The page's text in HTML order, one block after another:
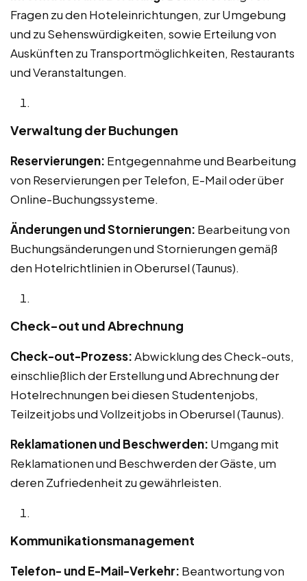
Fragen zu den Hoteleinrichtungen, zur Umgebung
und zu Sehenswürdigkeiten, sowie Erteilung von
Auskünften zu Transportmöglichkeiten, Restaurants
und Veranstaltungen.
Verwaltung der Buchungen
Reservierungen: Entgegennahme und Bearbeitung
von Reservierungen per Telefon, E-Mail oder über
Online-Buchungssysteme.
Änderungen und Stornierungen: Bearbeitung von
Buchungsänderungen und Stornierungen gemäß
den Hotelrichtlinien in Oberursel (Taunus).
Check-out und Abrechnung
Check-out-Prozess:Abwicklung des Check-outs,
einschließlich der Erstellung und Abrechnung der
Hotelrechnungen bei diesen Studentenjobs,
Teilzeitjobs und Vollzeitjobs in Oberursel (Taunus).
Reklamationen und Beschwerden: Umgang mit
Reklamationen und Beschwerden der Gäste, um
deren Zufriedenheit zu gewährleisten.
Kommunikationsmanagement
Telefon- und E-Mail-Verkehr: Beantwortung von